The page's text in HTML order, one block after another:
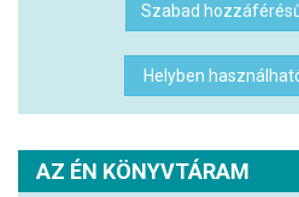
Szabad
Helyben
AZ ÉN KÖNYVTÁRAM